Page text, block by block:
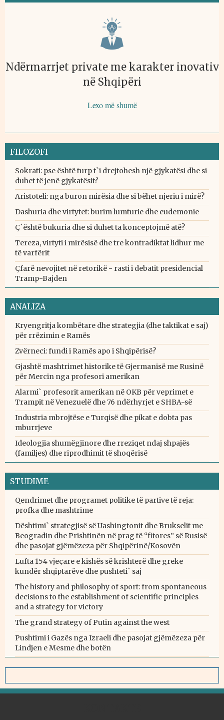
Ndërmarrjet private me karakter inovativ
në Shqipëri
Lexo më shumë
FILOZOFI
Sokrati: pse është turp t`i drejtohesh një gjykatësi dhe si
duhet të jenë gjykatësit?
Aristoteli: nga buron mirësia dhe si bëhet njeriu i mirë?
Dashuria dhe virtytet: burim lumturie dhe eudemonie
Ç`është bukuria dhe si duhet ta konceptojmë atë?
Tereza, virtyti i mirësisë dhe tre kontradiktat lidhur me
të varfërit
Çfarë nevojitet në retorikë - rasti i debatit presidencial
Tramp-Bajden
ANALIZA
Kryengritja kombëtare dhe strategjia (dhe taktikat e saj)
për rrëzimin e Ramës
Zvërneci: fundi i Ramës apo i Shqipërisë?
Gjashtë mashtrimet historike të Gjermanisë me Rusinë
për Mercin nga profesori amerikan
Alarmi` profesorit amerikan në OKB për veprimet e
Trampit në Venezuelë dhe 76 ndërhyrjet e SHBA-së
Industria mbrojtëse e Turqisë dhe pikat e dobta pas
mburrjeve
Ideologjia shumëgjinore dhe rreziqet ndaj shpajës
(familjes) dhe riprodhimit të shoqërisë
STUDIME
Qendrimet dhe programet politike të partive të reja:
profka dhe mashtrime
Dështimi` strategjisë së Uashingtonit dhe Brukselit me
Beogradin dhe Prishtinën në prag të “fitores” së Rusisë
dhe pasojat gjëmëzeza për Shqipërinë/Kosovën
Lufta 154 vjeçare e kishës së krishterë dhe greke
kundër shqiptarëve dhe pushteti` saj
The history and philosophy of sport: from spontaneous
decisions to the establishment of scientific principles
and a strategy for victory
The grand strategy of Putin against the west
Pushtimi i Gazës nga Izraeli dhe pasojat gjëmëzeza për
Lindjen e Mesme dhe botën